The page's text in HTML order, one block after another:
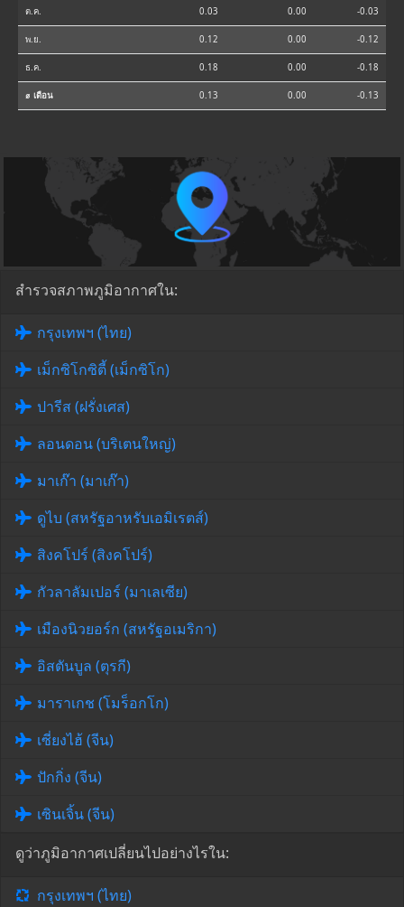
ต.ค. 0.03 0.00 -0.03
พ.ย. 0.12 0.00 -0.12
ธ.ค. 0.18 0.00 -0.18
⌀ เดือน 0.13 0.00 -0.13
สำรวจสภาพภูมิอากาศใน:
กรุงเทพฯ (ไทย)
เม็กซิโกซิตี้ (เม็กซิโก)
ปารีส (ฝรั่งเศส)
ลอนดอน (บริเตนใหญ่)
มาเก๊า (มาเก๊า)
ดูไบ (สหรัฐอาหรับเอมิเรตส์)
สิงคโปร์ (สิงคโปร์)
กัวลาลัมเปอร์ (มาเลเซีย)
เมืองนิวยอร์ก (สหรัฐอเมริกา)
อิสตันบูล (ตุรกี)
มาราเกช (โมร็อกโก)
เซี่ยงไฮ้ (จีน)
ปักกิ่ง (จีน)
เซินเจิ้น (จีน)
ดูว่าภูมิอากาศเปลี่ยนไปอย่างไรใน:
กรุงเทพฯ (ไทย)